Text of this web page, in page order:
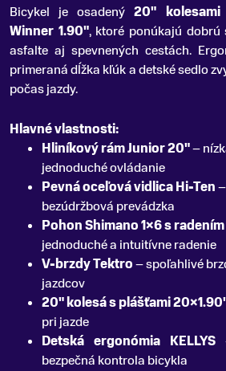
Bicykel je osadený20" kolesami
Winner 1.90", ktoré ponúkajú
asfalte aj spevnených cestách.
primeraná dĺžka kľúk a detské sedlo
počas jazdy.
Hlavné vlastnosti:
Hliníkový rám Junior 20"–
jednoduché ovládanie
Pevná oceľová vidlica Hi-Ten
bezúdržbová prevádzka
Pohon Shimano 1×6 s
jednoduché a intuitívne radenie
V-brzdy Tektro– spoľahlivé
jazdcov
20" kolesá s plášťami
pri jazde
Detská ergonómia KELLYS
bezpečná kontrola bicykla